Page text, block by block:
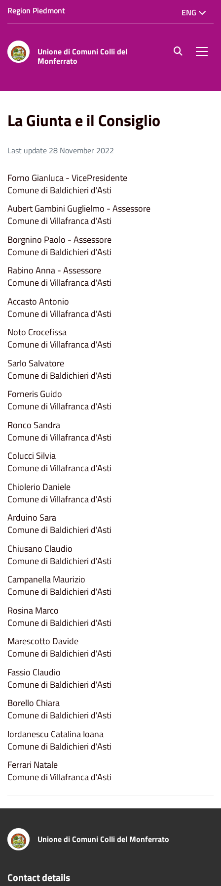
Region Piedmont ENG
Unione di Comuni Colli del
Monferrato
site.searc
La Giunta e il Consiglio
Last update 28 November 2022
Forno Gianluca - VicePresidente
Comune di Baldichieri d'Asti
Aubert Gambini Guglielmo - Assessore
Comune di Villafranca d'Asti
Borgnino Paolo - Assessore
Comune di Baldichieri d'Asti
Rabino Anna - Assessore
Comune di Villafranca d'Asti
Accasto Antonio
Comune di Villafranca d'Asti
Noto Crocefissa
Comune di Villafranca d'Asti
Sarlo Salvatore
Comune di Baldichieri d'Asti
Forneris Guido
Comune di Villafranca d'Asti
Ronco Sandra
Comune di Villafranca d'Asti
Colucci Silvia
Comune di Villafranca d'Asti
Chiolerio Daniele
Comune di Villafranca d'Asti
Arduino Sara
Comune di Baldichieri d'Asti
Chiusano Claudio
Comune di Baldichieri d'Asti
Campanella Maurizio
Comune di Baldichieri d'Asti
Rosina Marco
Comune di Baldichieri d'Asti
Marescotto Davide
Comune di Baldichieri d'Asti
Fassio Claudio
Comune di Baldichieri d'Asti
Borello Chiara
Comune di Baldichieri d'Asti
Iordanescu Catalina Ioana
Comune di Baldichieri d'Asti
Ferrari Natale
Comune di Villafranca d'Asti
Unione di Comuni Colli del Monferrato
Contact details